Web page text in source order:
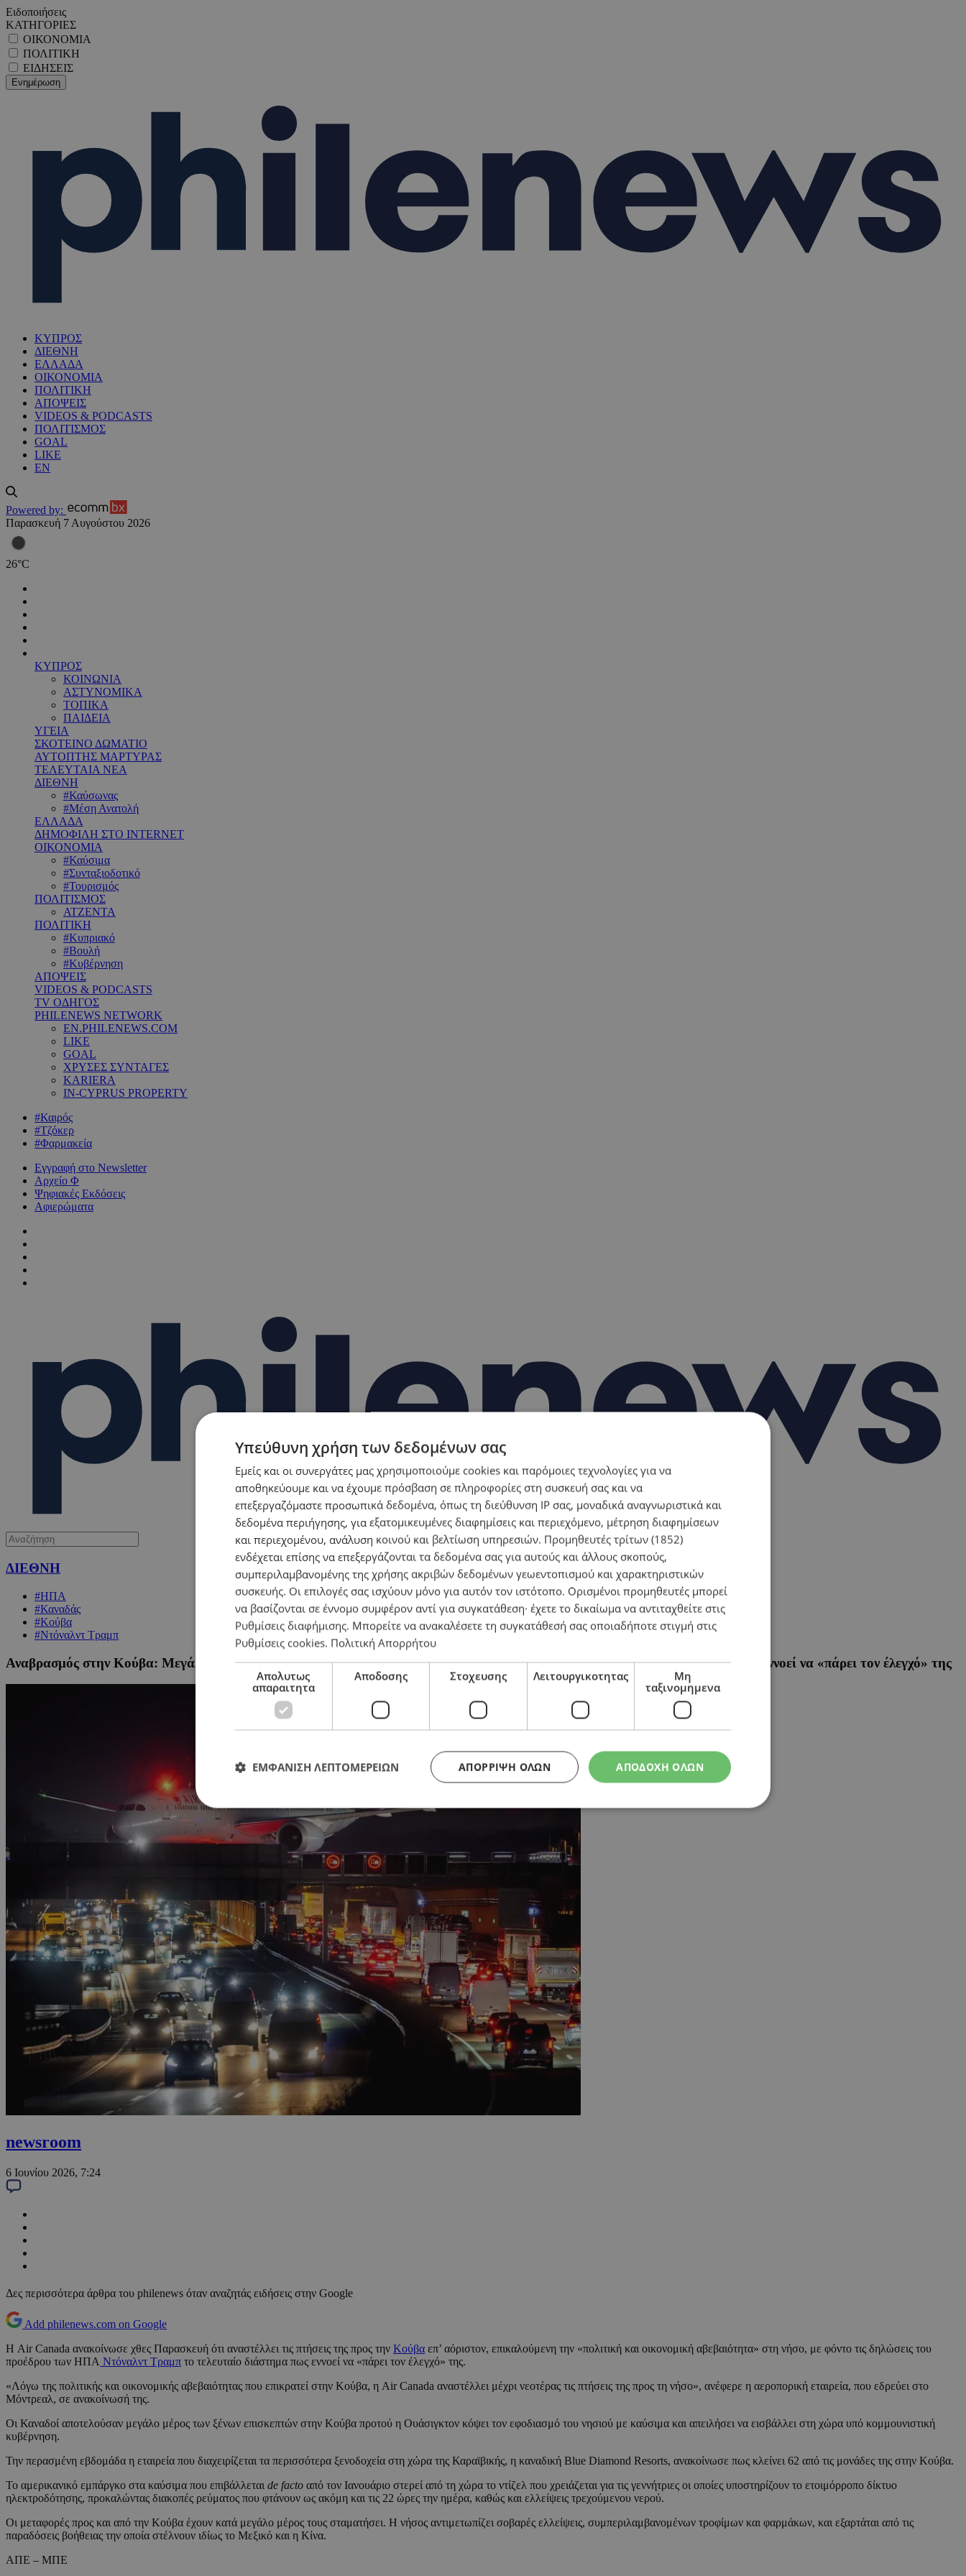
Ειδοποιήσεις
ΚΑΤΗΓΟΡΙΕΣ
ΟΙΚΟΝΟΜΙΑ
ΠΟΛΙΤΙΚΗ
ΕΙΔΗΣΕΙΣ
ΚΥΠΡΟΣ
ΔΙΕΘΝΗ
ΕΛΛΑΔΑ
ΟΙΚΟΝΟΜΙΑ
ΠΟΛΙΤΙΚΗ
ΑΠΟΨΕΙΣ
VIDEOS & PODCASTS
ΠΟΛΙΤΙΣΜΟΣ
GOAL
LIKE
EN
Powered by:
Παρασκευή 7 Αυγούστου 2026
26°C
ΚΥΠΡΟΣ
ΚΟΙΝΩΝΙΑ
ΑΣΤΥΝΟΜΙΚΑ
ΤΟΠΙΚΑ
ΠΑΙΔΕΙΑ
ΥΓΕΙΑ
ΣΚΟΤΕΙΝΟ ΔΩΜΑΤΙΟ
ΑΥΤΟΠΤΗΣ ΜΑΡΤΥΡΑΣ
ΤΕΛΕΥΤΑΙΑ ΝΕΑ
ΔΙΕΘΝΗ
#Καύσωνας
#Μέση Ανατολή
ΕΛΛΑΔΑ
ΔΗΜΟΦΙΛΗ ΣΤΟ INTERNET
ΟΙΚΟΝΟΜΙΑ
#Καύσιμα
#Συνταξιοδοτικό
#Τουρισμός
ΠΟΛΙΤΙΣΜΟΣ
ΑΤΖΕΝΤΑ
ΠΟΛΙΤΙΚΗ
#Κυπριακό
#Βουλή
#Κυβέρνηση
ΑΠΟΨΕΙΣ
VIDEOS & PODCASTS
TV ΟΔΗΓΟΣ
PHILENEWS NETWORK
EN.PHILENEWS.COM
LIKE
GOAL
ΧΡΥΣΕΣ ΣΥΝΤΑΓΕΣ
KARIERA
IN-CYPRUS PROPERTY
#Καιρός
#Τζόκερ
#Φαρμακεία
Εγγραφή στο Newsletter
Αρχείο Φ
Ψηφιακές Εκδόσεις
Αφιερώματα
ΔΙΕΘΝΗ
#ΗΠΑ
#Καναδάς
#Κούβα
#Ντόναλντ Τραμπ
Αναβρασμός στην Κούβα: Mεγάλα ξενοδοχεία κλείνουν, η Air Canada αναστέλλει τις πτήσεις της μετά τις δηλώσεις Τραμπ πως εννοεί να «πάρει τον έλεγχό» της
newsroom
6 Ιουνίου 2026, 7:24
Δες περισσότερα άρθρα του philenews όταν αναζητάς ειδήσεις στην Google
Add philenews.com on Google
Η Air Canada ανακοίνωσε χθες Παρασκευή ότι αναστέλλει τις πτήσεις της προς την Κούβα επ’ αόριστον, επικαλούμενη την «πολιτική και οικονομική αβεβαιότητα» στη νήσο, με φόντο τις δηλώσεις του
προέδρου των ΗΠΑ Ντόναλντ Τραμπ το τελευταίο διάστημα πως εννοεί να «πάρει τον έλεγχό» της.
«Λόγω της πολιτικής και οικονομικής αβεβαιότητας που επικρατεί στην Κούβα, η Air Canada αναστέλλει μέχρι νεοτέρας τις πτήσεις της προς τη νήσο», ανέφερε η αεροπορική εταιρεία, που εδρεύει στο
Μόντρεαλ, σε ανακοίνωσή της.
Οι Καναδοί αποτελούσαν μεγάλο μέρος των ξένων επισκεπτών στην Κούβα προτού η Ουάσιγκτον κόψει τον εφοδιασμό του νησιού με καύσιμα και απειλήσει να εισβάλλει στη χώρα υπό κομμουνιστική
κυβέρνηση.
Την περασμένη εβδομάδα η εταιρεία που διαχειρίζεται τα περισσότερα ξενοδοχεία στη χώρα της Καραϊβικής, η καναδική Blue Diamond Resorts, ανακοίνωσε πως κλείνει 62 από τις μονάδες της στην Κούβα.
Το αμερικανικό εμπάργκο στα καύσιμα που επιβάλλεται de facto από τον Ιανουάριο στερεί από τη χώρα το ντίζελ που χρειάζεται για τις γεννήτριες οι οποίες υποστηρίζουν το ετοιμόρροπο δίκτυο
ηλεκτροδότησης, προκαλώντας διακοπές ρεύματος που φτάνουν ως ακόμη και τις 22 ώρες την ημέρα, καθώς και ελλείψεις τρεχούμενου νερού.
Οι μεταφορές προς και από την Κούβα έχουν κατά μεγάλο μέρος τους σταματήσει. Η νήσος αντιμετωπίζει σοβαρές ελλείψεις, συμπεριλαμβανομένων τροφίμων και φαρμάκων, και εξαρτάται από τις
παραδόσεις βοήθειας την οποία στέλνουν ιδίως το Μεξικό και η Κίνα.
ΑΠΕ – ΜΠΕ
Υπεύθυνη χρήση των δεδομένων σας
Εμείς και οι συνεργάτες μας χρησιμοποιούμε cookies και παρόμοιες τεχνολογίες για να
αποθηκεύουμε και να έχουμε πρόσβαση σε πληροφορίες στη συσκευή σας και να
επεξεργαζόμαστε προσωπικά δεδομένα, όπως τη διεύθυνση IP σας, μοναδικά αναγνωριστικά και
δεδομένα περιήγησης, για εξατομικευμένες διαφημίσεις και περιεχόμενο, μέτρηση διαφημίσεων
και περιεχομένου, ανάλυση κοινού και βελτίωση υπηρεσιών. Προμηθευτές τρίτων (1852)
ενδέχεται επίσης να επεξεργάζονται τα δεδομένα σας για αυτούς και άλλους σκοπούς,
συμπεριλαμβανομένης της χρήσης ακριβών δεδομένων γεωεντοπισμού και χαρακτηριστικών
συσκευής. Οι επιλογές σας ισχύουν μόνο για αυτόν τον ιστότοπο. Ορισμένοι προμηθευτές μπορεί
να βασίζονται σε έννομο συμφέρον αντί για συγκατάθεση· έχετε το δικαίωμα να αντιταχθείτε στις
Ρυθμίσεις διαφήμισης. Μπορείτε να ανακαλέσετε τη συγκατάθεσή σας οποιαδήποτε στιγμή στις
Ρυθμίσεις cookies. Πολιτική Απορρήτου
Απολυτως
απαραιτητα
Αποδοσης Στοχευσης Λειτουργικοτητας
Μη
ταξινομημενα
ΑΠΟΔΟΧΗ ΟΛΩΝ
ΑΠΌΡΡΙΨΗ ΌΛΩΝ
ΕΜΦΑΝΙΣΗ ΛΕΠΤΟΜΕΡΕΙΩΝ